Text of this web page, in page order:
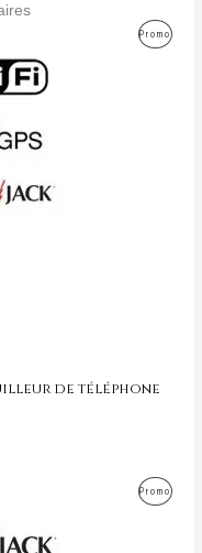
Promo
de téléphone
Promo